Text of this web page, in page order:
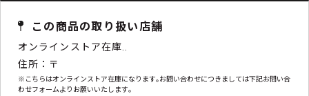
この商品の取り扱い店舗
オンラインストア在庫..
住所：〒
※こちらはオンラインストア在庫になります｡お問い合わせにつきましては下記お問い合
わせフォームよりお願いいたします｡